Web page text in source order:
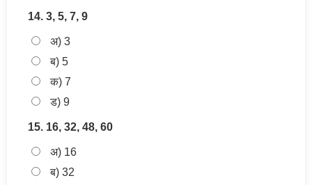
14. 3, 5, 7, 9
अ) 3
ब) 5
क) 7
ड) 9
15. 16, 32, 48, 60
अ) 16
ब) 32